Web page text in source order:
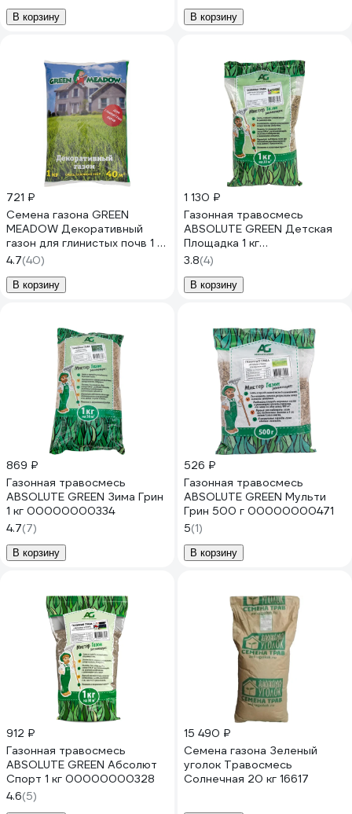
В корзину В корзину
721 ₽
Семена газона GREEN
MEADOW Декоративный
газон для глинистых почв 1 кг
4607160330631
4.7(40)
В корзину
1 130 ₽
Газонная травосмесь
ABSOLUTE GREEN Детская
Площадка 1 кг
00000000486
3.8(4)
В корзину
869 ₽
Газонная травосмесь
ABSOLUTE GREEN Зима Грин
1 кг 00000000334
4.7(7)
В корзину
526 ₽
Газонная травосмесь
ABSOLUTE GREEN Мульти
Грин 500 г 00000000471
5(1)
В корзину
912 ₽
Газонная травосмесь
ABSOLUTE GREEN Абсолют
Спорт 1 кг 00000000328
4.6(5)
15 490 ₽
Семена газона Зеленый
уголок Травосмесь
Солнечная 20 кг 16617